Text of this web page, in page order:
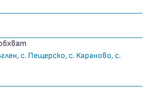
с. Пещерско, с. Караново, с.